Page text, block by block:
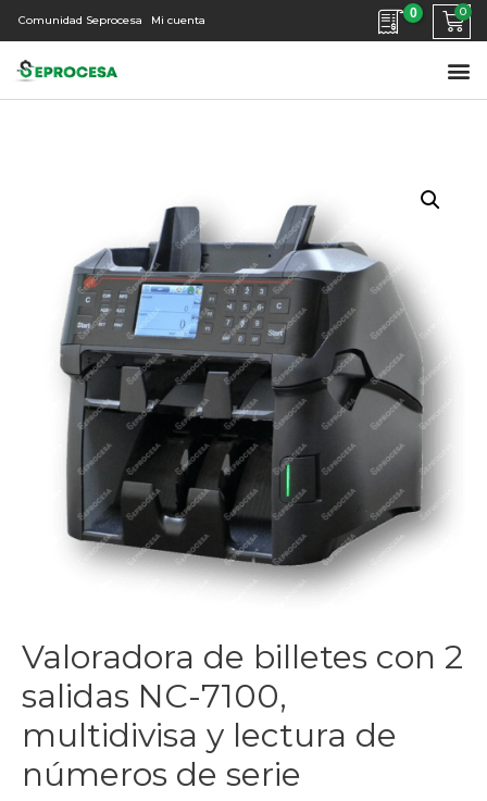
Comunidad Seprocesa Mi cuenta 0
Valoradora de billetes con 2
salidas NC-7100,
multidivisa y lectura de
números de serie